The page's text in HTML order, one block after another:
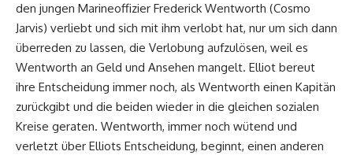
den jungen Marineoffizier Frederick Wentworth (Cosmo
Jarvis) verliebt und sich mit ihm verlobt hat, nur um sich dann
überreden zu lassen, die Verlobung aufzulösen, weil es
Wentworth an Geld und Ansehen mangelt. Elliot bereut
ihre Entscheidung immer noch, als Wentworth einen Kapitän
zurückgibt und die beiden wieder in die gleichen sozialen
Kreise geraten. Wentworth, immer noch wütend und
verletzt über Elliots Entscheidung, beginnt, einen anderen